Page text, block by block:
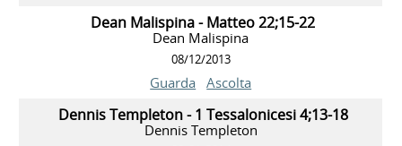
Dean Malispina - Matteo 22;15-22
Dean Malispina
08/12/2013
Guarda Ascolta
Dennis Templeton - 1 Tessalonicesi 4;13-18
Dennis Templeton